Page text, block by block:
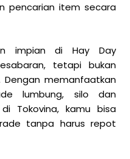
pencarian item secara
impian di Hay Day
tetapi bukan
memanfaatkan
lumbung, silo dan
Tokovina, kamu bisa
tanpa harus repot